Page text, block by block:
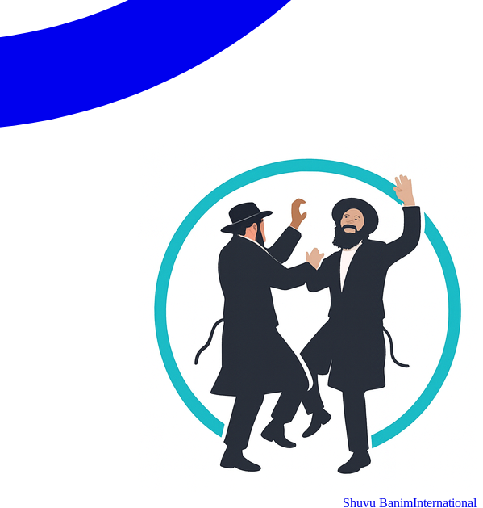
Shuvu BanimInternational